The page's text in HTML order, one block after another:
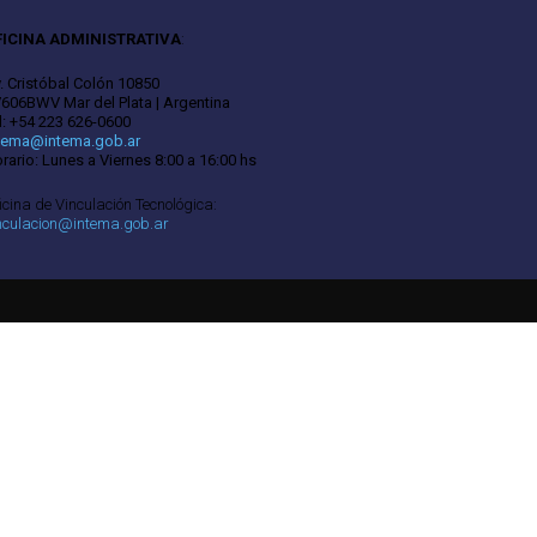
ADMINISTRATIVA:
Cristóbal Colón 10850
Mar del Plata | Argentina
+54 223 626-0600
Lunes a Viernes 8:00 a 16:00 hs
de Vinculación Tecnológica: